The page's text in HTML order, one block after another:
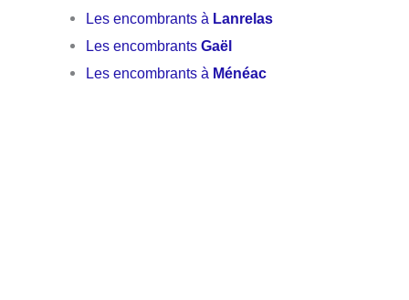
Les encombrants à Lanrelas
Les encombrantsGaël
Les encombrants à Ménéac